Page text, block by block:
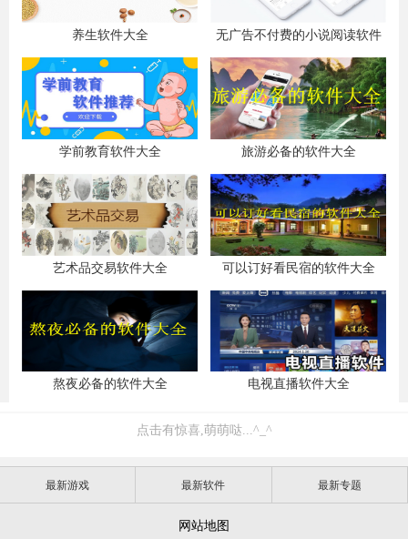
养生软件大全
无广告不付费的小说阅读软件
学前教育软件大全 旅游必备的软件大全
艺术品交易软件大全 可以订好看民宿的软件大全
熬夜必备的软件大全 电视直播软件大全
点击有惊喜,萌萌哒...^_^
最新游戏 最新软件 最新专题
网站地图